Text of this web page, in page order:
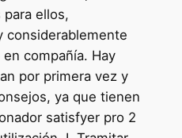
para ellos,
considerablemente
compañía. Hay
por primera vez y
ya que tienen
satisfyer pro 2